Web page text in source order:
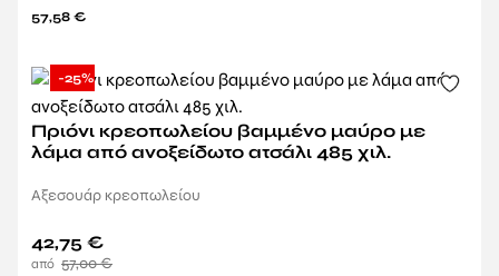
57,58 €
-25%
Πριόνι κρεοπωλείου βαμμένο μαύρο με
λάμα από ανοξείδωτο ατσάλι 485 χιλ.
Αξεσουάρ κρεοπωλείου
57,00€
42,75 €